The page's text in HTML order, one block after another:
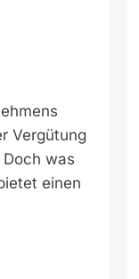
Vergütung
was
einen